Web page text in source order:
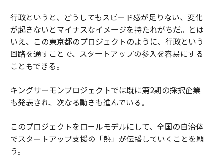
行政というと、どうしてもスピード感が足りない、変化
が起きないとマイナスなイメージを持たれがちだ。とは
いえ、この東京都のプロジェクトのように、行政という
回路を通すことで、スタートアップの参入を容易にする
こともできる。
キングサーモンプロジェクトでは既に第2期の採択企業
も発表され、次なる動きも進んでいる。
このプロジェクトをロールモデルにして、全国の自治体
でスタートアップ支援の「熱」が伝播していくことを願
う。